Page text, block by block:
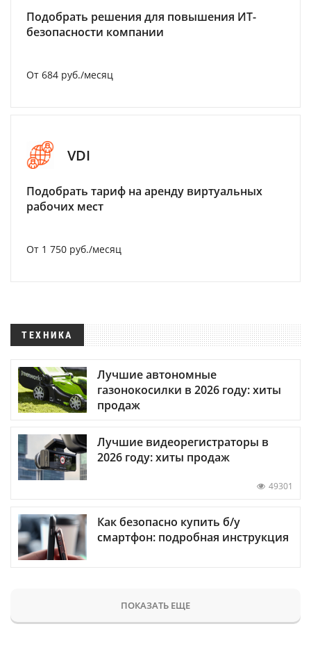
Подобрать решения для повышения ИТ-
безопасности компании
От 684 руб./месяц
VDI
Подобрать тариф на аренду виртуальных
рабочих мест
От 1 750 руб./месяц
ТЕХНИКА
Лучшие автономные
газонокосилки в 2026 году: хиты
продаж
Лучшие видеорегистраторы в
2026 году: хиты продаж
49301
Как безопасно купить б/у
смартфон: подробная инструкция
ПОКАЗАТЬ ЕЩЕ